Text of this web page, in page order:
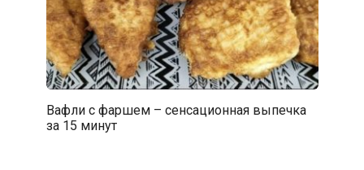
Вафли с фаршем – сенсационная выпечка
за 15 минут